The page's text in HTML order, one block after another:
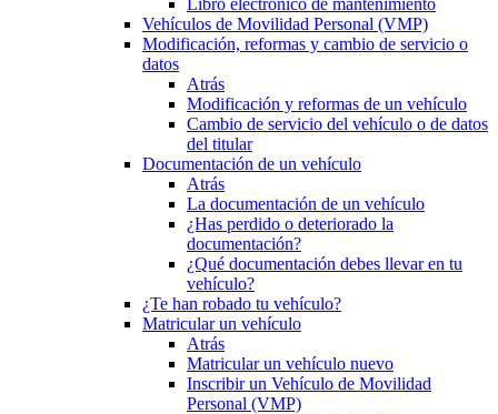
Libro electrónico de mantenimiento
Vehículos de Movilidad Personal (VMP)
Modificación, reformas y cambio de servicio o
datos
Atrás
Modificación y reformas de un vehículo
Cambio de servicio del vehículo o de datos
del titular
Documentación de un vehículo
Atrás
La documentación de un vehículo
¿Has perdido o deteriorado la
documentación?
¿Qué documentación debes llevar en tu
vehículo?
¿Te han robado tu vehículo?
Matricular un vehículo
Atrás
Matricular un vehículo nuevo
Inscribir un Vehículo de Movilidad
Personal (VMP)